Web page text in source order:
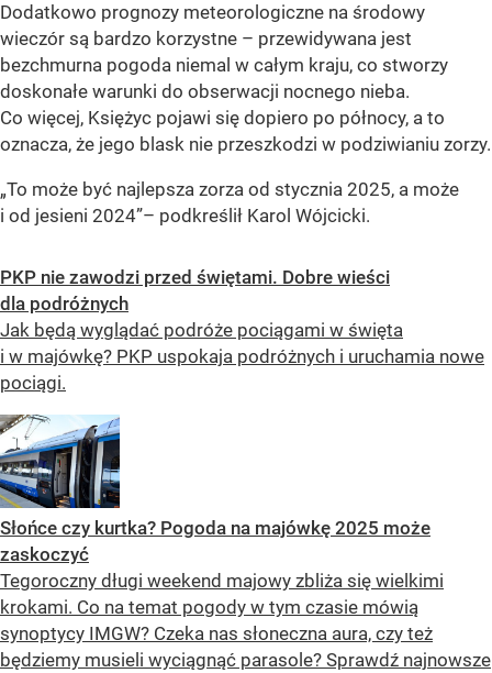
Dodatkowo prognozy meteorologiczne na środowy
wieczór są bardzo korzystne – przewidywana jest
bezchmurna pogoda niemal w całym kraju, co stworzy
doskonałe warunki do obserwacji nocnego nieba.
Co więcej, Księżyc pojawi się dopiero po północy, a to
oznacza, że jego blask nie przeszkodzi w podziwianiu zorzy.
„To może być najlepsza zorza od stycznia 2025, a może
i od jesieni 2024”– podkreślił Karol Wójcicki.
PKP nie zawodzi przed świętami. Dobre wieści
dla podróżnych
Jak będą wyglądać podróże pociągami w święta
i w majówkę? PKP uspokaja podróżnych i uruchamia nowe
pociągi.
Słońce czy kurtka? Pogoda na majówkę 2025 może
zaskoczyć
Tegoroczny długi weekend majowy zbliża się wielkimi
krokami. Co na temat pogody w tym czasie mówią
synoptycy IMGW? Czeka nas słoneczna aura, czy też
będziemy musieli wyciągnąć parasole? Sprawdź najnowsze